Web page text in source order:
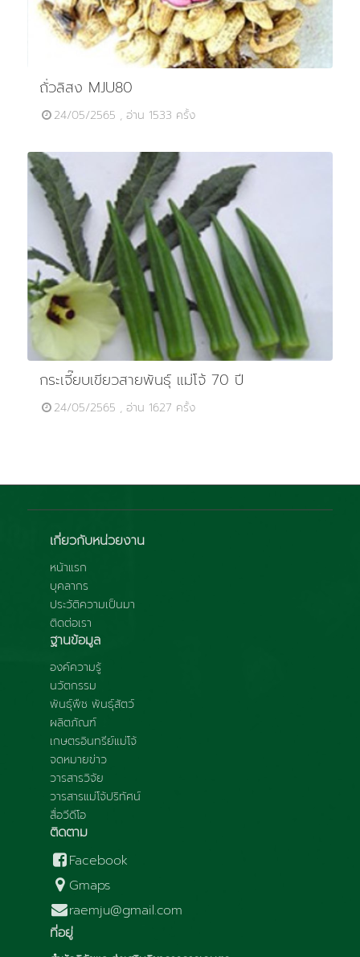
ถั่วลิสง MJU80
24/05/2565 , อ่าน 1533 ครั้ง
กระเจี๊ยบเขียวสายพันธุ์ แม่โจ้ 70 ปี
24/05/2565 , อ่าน 1627 ครั้ง
เกี่ยวกับหน่วยงาน
หน้าแรก
บุคลากร
ประวัติความเป็นมา
ติดต่อเรา
ฐานข้อมูล
องค์ความรู้
นวัตกรรม
พันธุ์พืช พันธุ์สัตว์
ผลิตภัณฑ์
เกษตรอินทรีย์แม่โจ้
จดหมายข่าว
วารสารวิจัย
วารสารแม่โจ้ปริทัศน์
สื่อวีดีโอ
ติดตาม
Facebook
Gmaps
raemju@gmail.com
ที่อยู่